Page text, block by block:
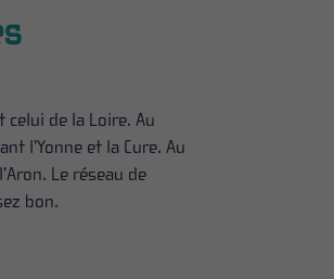
celui de la Loire. Au
l’Yonne et la Cure. Au
Le réseau de
bon.